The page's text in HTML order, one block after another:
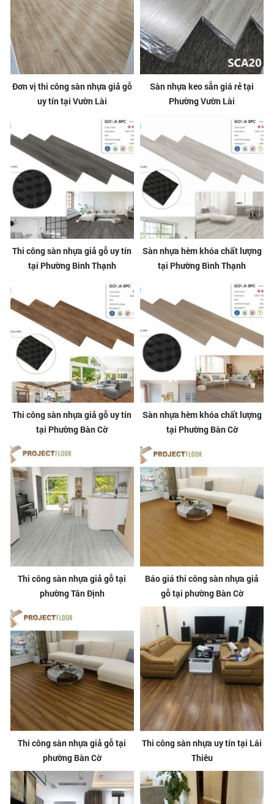
Đơn vị thi công sàn nhựa giả gỗ
uy tín tại Vườn Lài
Sàn nhựa keo sẵn giá rẻ tại
Phường Vườn Lài
Thi công sàn nhựa giả gỗ uy tín
tại Phường Bình Thạnh
Sàn nhựa hèm khóa chất lượng
tại Phường Bình Thạnh
Thi công sàn nhựa giả gỗ uy tín
tại Phường Bàn Cờ
Sàn nhựa hèm khóa chất lượng
tại Phường Bàn Cờ
Thi công sàn nhựa giả gỗ tại
phường Tân Định
Báo giá thi công sàn nhựa giả
gỗ tại phường Bàn Cờ
Thi công sàn nhựa giả gỗ tại
phường Bàn Cờ
Thi công sàn nhựa uy tín tại Lái
Thiêu